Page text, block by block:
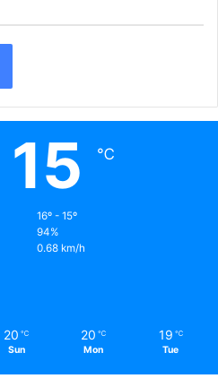
15 ℃
16º - 15º
94%
0.68 km/h
20 ℃
Sun
20 ℃
Mon
19 ℃
Tue